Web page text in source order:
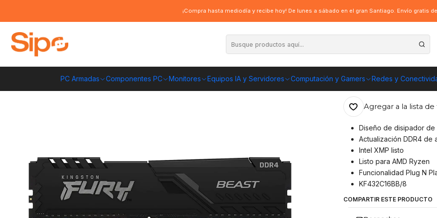
PC Armadas Componentes PC Monitores Equipos IA y Servidores Computación y Gamers Redes y
¡Compra hasta mediodía y recibe hoy! De lunes a sábado en el gran Santiago. Envío gratis
Memoria RAM Kingston Fury Beast de 8GB (DDR4, 3200MHz, CL16, DIMM)
Memoria RAM
3200MHz,
ENVÍO GRATIS A
Agregar a la lista de
Diseño de disipador
Actualización DDR4 de
Intel XMP listo
Listo para AMD Ryzen
Funcionalidad Plug N
KF432C16BB/8
COMPARTIR ESTE PRODUCTO